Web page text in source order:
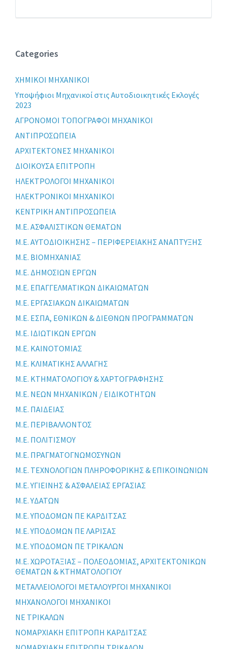
Categories
XHMIKOI MHXANIKOI
Yποψήφιοι Μηχανικοί στις Αυτοδιοικητικές Εκλογές
2023
ΑΓΡΟΝΟΜΟΙ ΤΟΠΟΓΡΑΦΟΙ ΜΗΧΑΝΙΚΟΙ
ΑΝΤΙΠΡΟΣΩΠΕΙΑ
ΑΡΧΙΤΕΚΤΟΝΕΣ ΜΗΧΑΝΙΚΟΙ
ΔΙΟΙΚΟΥΣΑ ΕΠΙΤΡΟΠΗ
ΗΛΕΚΤΡΟΛΟΓΟΙ ΜΗΧΑΝΙΚΟΙ
ΗΛΕΚΤΡΟΝΙΚΟΙ ΜΗΧΑΝΙΚΟΙ
ΚΕΝΤΡΙΚΗ ΑΝΤΙΠΡΟΣΩΠΕΙΑ
Μ.Ε. ΑΣΦΑΛΙΣΤΙΚΩΝ ΘΕΜΑΤΩΝ
Μ.Ε. ΑΥΤΟΔΙΟΙΚΗΣΗΣ – ΠΕΡΙΦΕΡΕΙΑΚΗΣ ΑΝΑΠΤΥΞΗΣ
Μ.Ε. ΒΙΟΜΗΧΑΝΙΑΣ
Μ.Ε. ΔΗΜΟΣΙΩΝ ΕΡΓΩΝ
Μ.Ε. ΕΠΑΓΓΕΛΜΑΤΙΚΩΝ ΔΙΚΑΙΩΜΑΤΩΝ
Μ.Ε. ΕΡΓΑΣΙΑΚΩΝ ΔΙΚΑΙΩΜΑΤΩΝ
Μ.Ε. ΕΣΠΑ, ΕΘΝΙΚΩΝ & ΔΙΕΘΝΩΝ ΠΡΟΓΡΑΜΜΑΤΩΝ
Μ.Ε. ΙΔΙΩΤΙΚΩΝ ΕΡΓΩΝ
Μ.Ε. ΚΑΙΝΟΤΟΜΙΑΣ
Μ.Ε. ΚΛΙΜΑΤΙΚΗΣ ΑΛΛΑΓΗΣ
Μ.Ε. ΚΤΗΜΑΤΟΛΟΓΙΟΥ & ΧΑΡΤΟΓΡΑΦΗΣΗΣ
Μ.Ε. ΝΕΩΝ ΜΗΧΑΝΙΚΩΝ / ΕΙΔΙΚΟΤΗΤΩΝ
Μ.Ε. ΠΑΙΔΕΙΑΣ
Μ.Ε. ΠΕΡΙΒΑΛΛΟΝΤΟΣ
Μ.Ε. ΠΟΛΙΤΙΣΜΟΥ
Μ.Ε. ΠΡΑΓΜΑΤΟΓΝΩΜΟΣΥΝΩΝ
Μ.Ε. ΤΕΧΝΟΛΟΓΙΩΝ ΠΛΗΡΟΦΟΡΙΚΗΣ & ΕΠΙΚΟΙΝΩΝΙΩΝ
Μ.Ε. ΥΓΙΕΙΝΗΣ & ΑΣΦΑΛΕΙΑΣ ΕΡΓΑΣΙΑΣ
Μ.Ε. ΥΔΑΤΩΝ
Μ.Ε. ΥΠΟΔΟΜΩΝ ΠΕ ΚΑΡΔΙΤΣΑΣ
Μ.Ε. ΥΠΟΔΟΜΩΝ ΠΕ ΛΑΡΙΣΑΣ
Μ.Ε. ΥΠΟΔΟΜΩΝ ΠΕ ΤΡΙΚΑΛΩΝ
Μ.Ε. ΧΩΡΟΤΑΞΙΑΣ – ΠΟΛΕΟΔΟΜΙΑΣ, ΑΡΧΙΤΕΚΤΟΝΙΚΩΝ
ΘΕΜΑΤΩΝ & ΚΤΗΜΑΤΟΛΟΓΙΟΥ
ΜΕΤΑΛΛΕΙΟΛΟΓΟΙ ΜΕΤΑΛΟΥΡΓΟΙ ΜΗΧΑΝΙΚΟΙ
ΜΗΧΑΝΟΛΟΓΟΙ ΜΗΧΑΝΙΚΟΙ
ΝΕ ΤΡΙΚΑΛΩΝ
ΝΟΜΑΡΧΙΑΚΗ ΕΠΙΤΡΟΠΗ ΚΑΡΔΙΤΣΑΣ